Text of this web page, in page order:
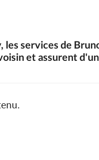
les services de
et assurent